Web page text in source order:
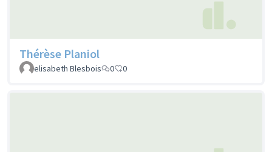
Thérèse Planiol
elisabeth Blesbois 0 0